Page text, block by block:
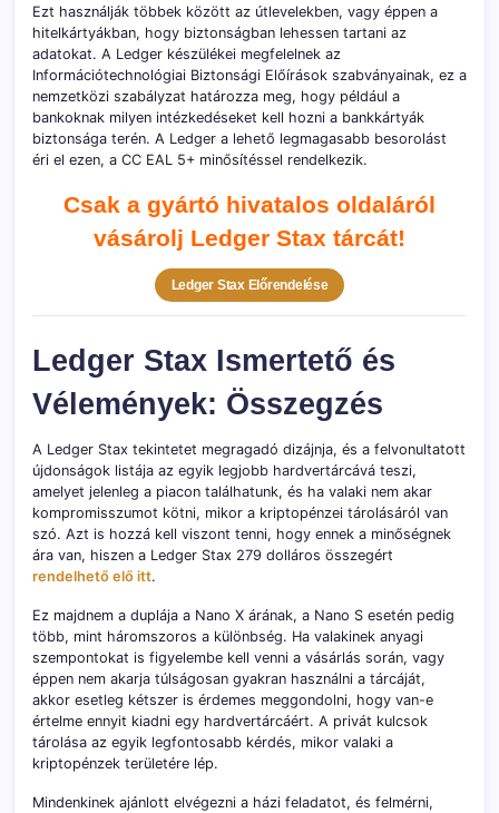
Ezt használják többek között az útlevelekben, vagy éppen a
hitelkártyákban, hogy biztonságban lehessen tartani az
adatokat. A Ledger készülékei megfelelnek az
Információtechnológiai Biztonsági Előírások szabványainak, ez a
nemzetközi szabályzat határozza meg, hogy például a
bankoknak milyen intézkedéseket kell hozni a bankkártyák
biztonsága terén. A Ledger a lehető legmagasabb besorolást
éri el ezen, a CC EAL 5+ minősítéssel rendelkezik.
Csak a gyártó hivatalos oldaláról
vásárolj Ledger Stax tárcát!
Ledger Stax Előrendelése
Ledger Stax Ismertető és
Vélemények: Összegzés
A Ledger Stax tekintetet megragadó dizájnja, és a felvonultatott
újdonságok listája az egyik legjobb hardvertárcává teszi,
amelyet jelenleg a piacon találhatunk, és ha valaki nem akar
kompromisszumot kötni, mikor a kriptopénzei tárolásáról van
szó. Azt is hozzá kell viszont tenni, hogy ennek a minőségnek
ára van, hiszen a Ledger Stax 279 dolláros összegért
rendelhető elő itt.
Ez majdnem a duplája a Nano X árának, a Nano S esetén pedig
több, mint háromszoros a különbség. Ha valakinek anyagi
szempontokat is figyelembe kell venni a vásárlás során, vagy
éppen nem akarja túlságosan gyakran használni a tárcáját,
akkor esetleg kétszer is érdemes meggondolni, hogy van-e
értelme ennyit kiadni egy hardvertárcáért. A privát kulcsok
tárolása az egyik legfontosabb kérdés, mikor valaki a
kriptopénzek területére lép.
Mindenkinek ajánlott elvégezni a házi feladatot, és felmérni,